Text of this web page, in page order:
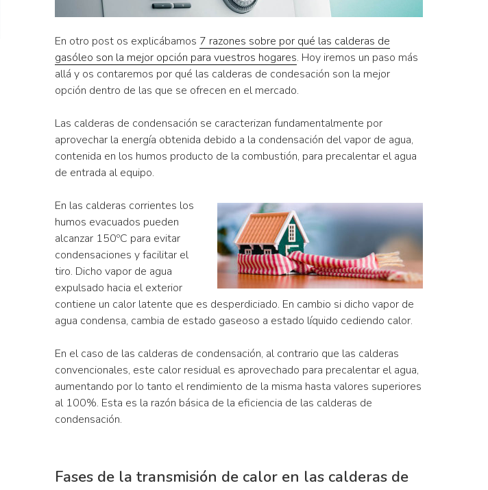
En otro post os explicábamos 7 razones sobre por qué las calderas de
gasóleo son la mejor opción para vuestros hogares. Hoy iremos un paso más
allá y os contaremos por qué las calderas de condesación son la mejor
opción dentro de las que se ofrecen en el mercado.
Las calderas de condensación se caracterizan fundamentalmente por
aprovechar la energía obtenida debido a la condensación del vapor de agua,
contenida en los humos producto de la combustión, para precalentar el agua
de entrada al equipo.
En las calderas corrientes los
humos evacuados pueden
alcanzar 150ºC para evitar
condensaciones y facilitar el
tiro. Dicho vapor de agua
expulsado hacia el exterior
contiene un calor latente que es desperdiciado. En cambio si dicho vapor de
agua condensa, cambia de estado gaseoso a estado líquido cediendo calor.
En el caso de las calderas de condensación, al contrario que las calderas
convencionales, este calor residual es aprovechado para precalentar el agua,
aumentando por lo tanto el rendimiento de la misma hasta valores superiores
al 100%. Esta es la razón básica de la eficiencia de las calderas de
condensación.
Fases de la transmisión de calor en las calderas de